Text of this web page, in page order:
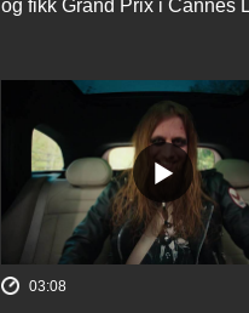
og fikk Grand Prix i Cannes
03:08